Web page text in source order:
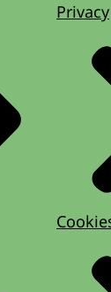
Privacy